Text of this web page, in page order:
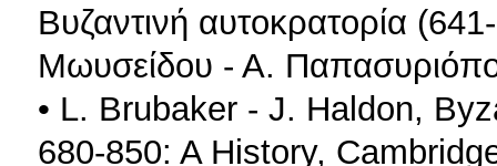
Βυζαντινή αυτοκρατορία
Μωυσείδου - Α.
• L. Brubaker - J. Haldon,
680-850: A History,